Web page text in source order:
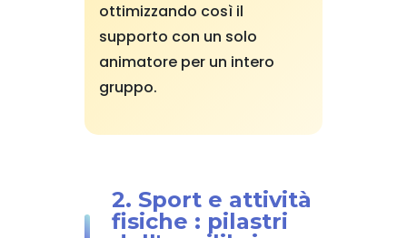
ottimizzando così il
supporto con un solo
animatore per un intero
gruppo.
2. Sport e attività
fisiche : pilastri